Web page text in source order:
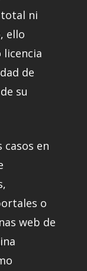
ni
ello
de
su
en
o
web de